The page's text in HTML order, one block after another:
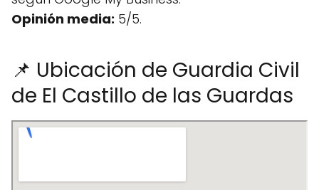
Opinión media: 5/5.
📌 Ubicación de Guardia Civil
de El Castillo de las Guardas